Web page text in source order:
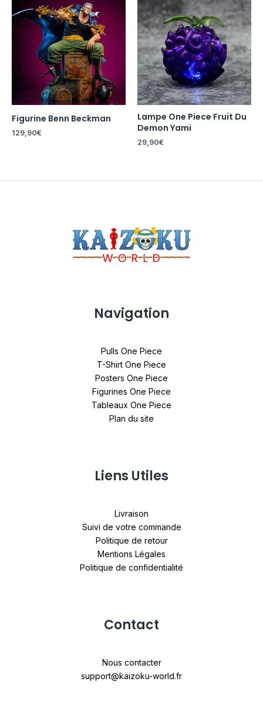
Figurine Benn Beckman
129,90€
Lampe One Piece Fruit Du
Demon Yami
29,90€
Navigation
Pulls One Piece
T-Shirt One Piece
Posters One Piece
Figurines One Piece
Tableaux One Piece
Plan du site
Liens Utiles
Livraison
Suivi de votre commande
Politique de retour
Mentions Légales
Politique de confidentialité
Contact
Nous contacter
support@kaizoku-world.fr